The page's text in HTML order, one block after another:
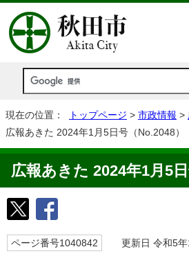
現在の位置： トップページ > 市政情報 >
広報あきた 2024年1月5日号（No.2048）
広報あきた 2024年1月5日
ページ番号1040842 更新日 令和5年